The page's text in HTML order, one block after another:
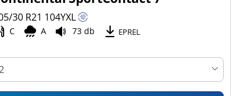
30 R21 104YXL
C A 73 db EPREL